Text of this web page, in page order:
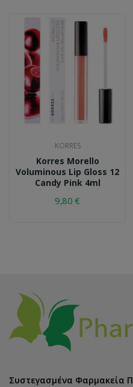
KORRES
Korres Morello
Voluminous Lip Gloss 12
Candy Pink 4ml
9,80 €
Συστεγασμένα Φαρμακεία